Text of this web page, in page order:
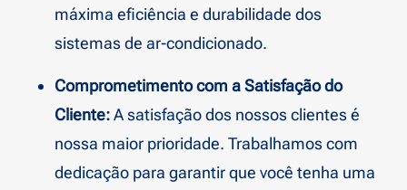
máxima eficiência e durabilidade dos
sistemas de ar-condicionado.
Comprometimento com a Satisfação do
Cliente:A satisfação dos nossos clientes é
nossa maior prioridade. Trabalhamos com
dedicação para garantir que você tenha uma